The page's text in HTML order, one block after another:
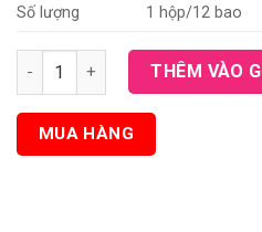
Số lượng
1 hộp/12 bao
Bao cao su Trojan Sensitivity
THÊM VÀO
MUA HÀNG